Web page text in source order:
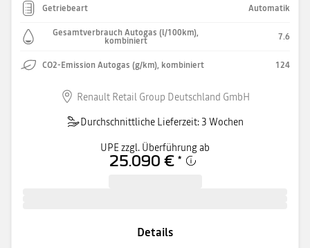
Getriebeart Automatik
Gesamtverbrauch Autogas (l/100km),
kombiniert 7.6
CO2-Emission Autogas (g/km), kombiniert 124
Renault Retail Group Deutschland GmbH
Durchschnittliche Lieferzeit: 3 Wochen
UPE zzgl. Überführung ab
25.090 € *
Details